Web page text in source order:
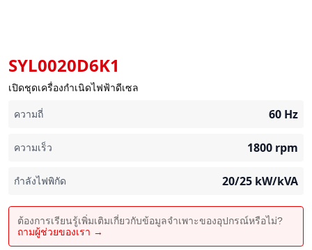
SYL0020D6K1
เปิดชุดเครื่องกำเนิดไฟฟ้าดีเซล
ความถี่
60 Hz
ความเร็ว 1800 rpm
กำลังไฟพิกัด 20/25 kW/kVA
ต้องการเรียนรู้เพิ่มเติมเกี่ยวกับข้อมูลจำเพาะของอุปกรณ์หรือไม่?
ถามผู้ช่วยของเรา →